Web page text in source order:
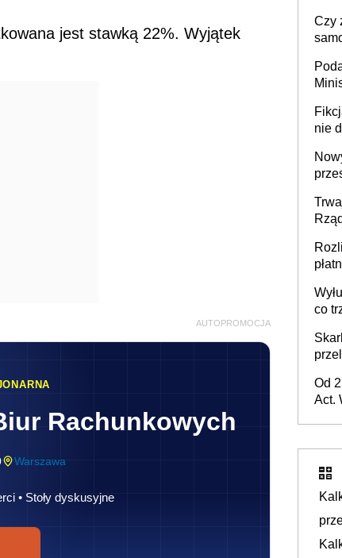
jest stawką 22%. Wyjątek
AUTOPROMOCJA
Rachunkowych
Warszawa
• Stoły dyskusyjne
Czy
nie
co
Od
Act.